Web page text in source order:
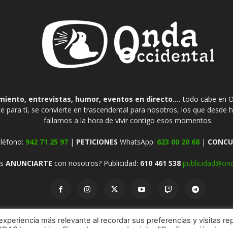
entrevistas, humor, eventos en directo.... todo cabe en
para tí, se convierte en trascendental para nosotros, los que desde
fallamos a la hora de vivir contigo esos momentos.
942 71 25 97| PETICIONES WhatsApp: 623 00 20 68|
ANUNCIARTE con nosotros? Publicidad: 610 461 538
más relevante al recordar sus preferencias y visitas